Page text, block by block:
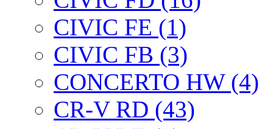
CIVIC FE (1)
CIVIC FB (3)
CONCERTO HW (4)
CR-V RD (43)